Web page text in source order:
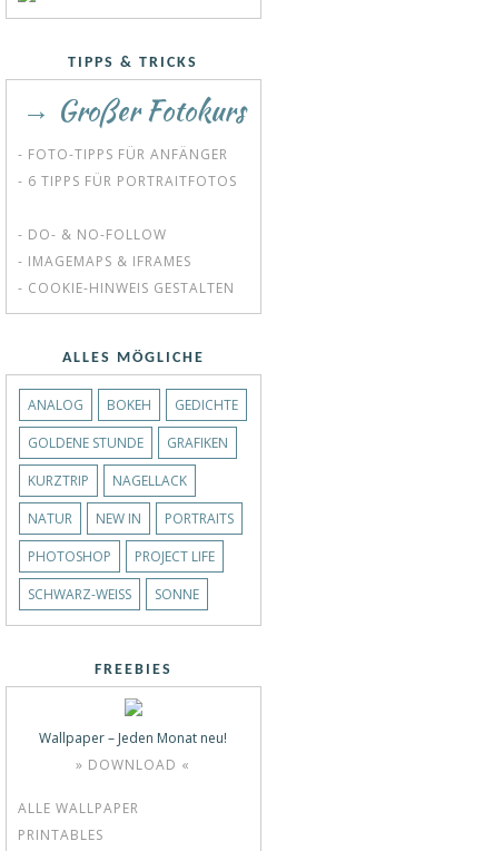
TIPPS & TRICKS
→ Großer Fotokurs
- FOTO-TIPPS FÜR ANFÄNGER
- 6 TIPPS FÜR PORTRAITFOTOS
- DO- & NO-FOLLOW
- IMAGEMAPS & IFRAMES
- COOKIE-HINWEIS GESTALTEN
ALLES MÖGLICHE
ANALOG BOKEH
GEDICHTE
GOLDENE STUNDE
GRAFIKEN
KURZTRIP
NAGELLACK
NATUR
NEW IN
PORTRAITS
PHOTOSHOP
PROJECT LIFE
SCHWARZ-WEISS
SONNE
FREEBIES
Wallpaper – Jeden Monat neu!
» DOWNLOAD «
ALLE WALLPAPER
PRINTABLES